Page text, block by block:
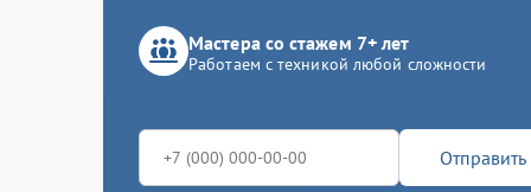
Мастера со стажем 7+ лет
Работаем с техникой любой сложности
Отправить